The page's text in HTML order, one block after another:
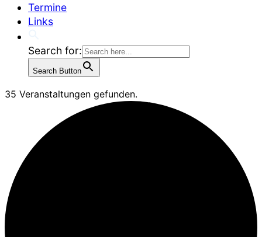
Termine
Links
Search for:
Search Button
35 Veranstaltungen gefunden.